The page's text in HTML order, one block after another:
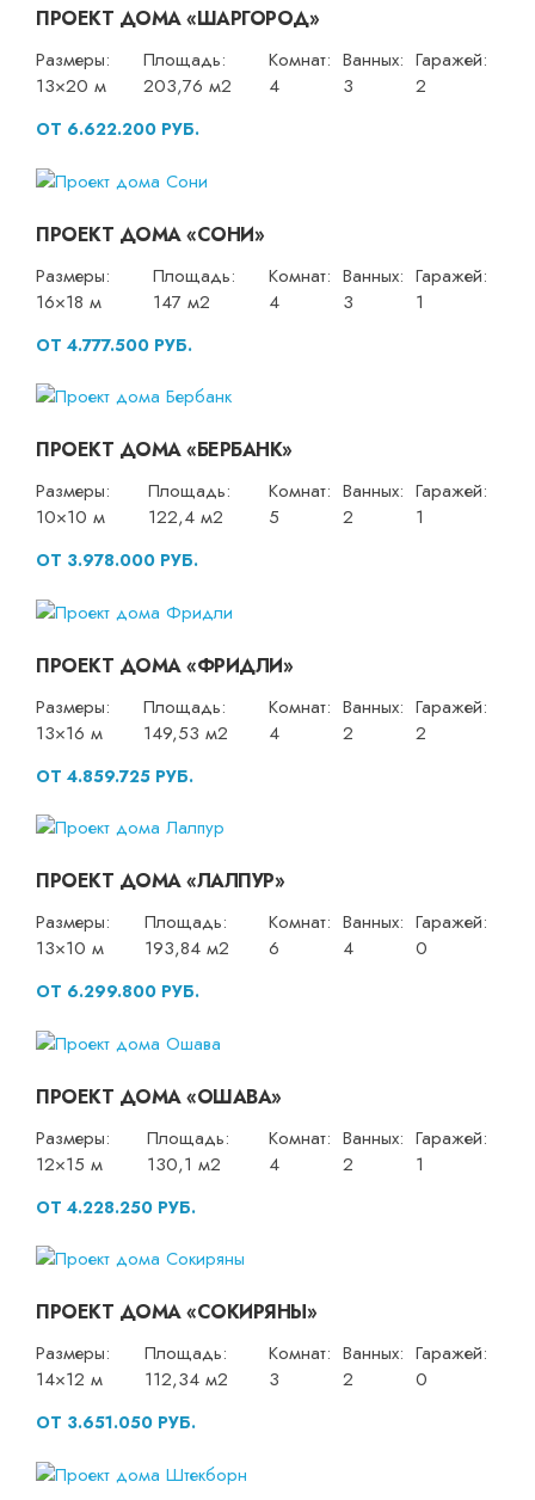
ПРОЕКТ ДОМА «ШАРГОРОД»
Размеры:
13×20 м
Площадь:
203,76 м2
Комнат:
4
Ванных:
3
Гаражей:
2
ОТ 6.622.200 РУБ.
ПРОЕКТ ДОМА «СОНИ»
Размеры:
16×18 м
Площадь:
147 м2
Комнат:
4
Ванных:
3
Гаражей:
1
ОТ 4.777.500 РУБ.
ПРОЕКТ ДОМА «БЕРБАНК»
Размеры:
10×10 м
Площадь:
122,4 м2
Комнат:
5
Ванных:
2
Гаражей:
1
ОТ 3.978.000 РУБ.
ПРОЕКТ ДОМА «ФРИДЛИ»
Размеры:
13×16 м
Площадь:
149,53 м2
Комнат:
4
Ванных:
2
Гаражей:
2
ОТ 4.859.725 РУБ.
ПРОЕКТ ДОМА «ЛАЛПУР»
Размеры:
13×10 м
Площадь:
193,84 м2
Комнат:
6
Ванных:
4
Гаражей:
0
ОТ 6.299.800 РУБ.
ПРОЕКТ ДОМА «ОШАВА»
Размеры:
12×15 м
Площадь:
130,1 м2
Комнат:
4
Ванных:
2
Гаражей:
1
ОТ 4.228.250 РУБ.
ПРОЕКТ ДОМА «СОКИРЯНЫ»
Размеры:
14×12 м
Площадь:
112,34 м2
Комнат:
3
Ванных:
2
Гаражей:
0
ОТ 3.651.050 РУБ.